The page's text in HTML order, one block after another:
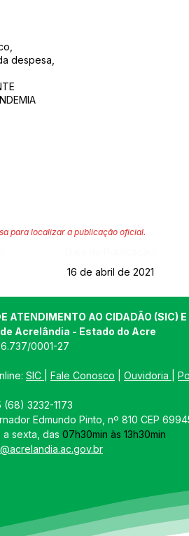
despesa,
para localizar a publicação oficial.
16 de abril de 2021
ATENDIMENTO AO CIDADÃO (SIC)
Acrelândia - Estado do Acre
0001-27
SIC Fale Conosco Ouvidoria
(68) 3232-1173
Edmundo Pinto, nº 810 CEP
a sexta, das 07h30min às 13h30min